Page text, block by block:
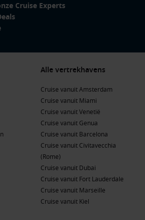
Cruise Experts
Alle vertrekhavens
Cruise vanuit Amsterdam
Cruise vanuit Miami
Cruise vanuit Venetië
Cruise vanuit Genua
Cruise vanuit Barcelona
Cruise vanuit Civitavecchia
(Rome)
Cruise vanuit Dubai
Cruise vanuit Fort Lauderdale
Cruise vanuit Marseille
Cruise vanuit Kiel